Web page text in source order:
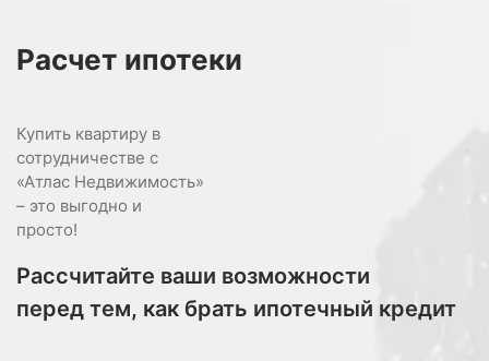
Расчет ипотеки
Купить квартиру в
сотрудничестве с
«Атлас Недвижимость»
– это выгодно и
просто!
Рассчитайте ваши возможности
перед тем, как брать ипотечный кредит